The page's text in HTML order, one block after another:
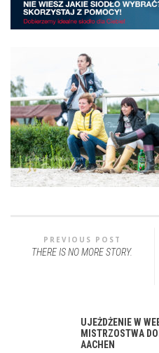
PREVIOUS POST
THERE IS NO MORE STORY.
UJEŻDŻENIE W
MISTRZOSTWA
AACHEN